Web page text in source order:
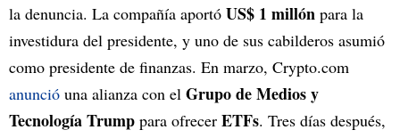
la denuncia. La compañía aportó US$ 1 millón para la
investidura del presidente, y uno de sus cabilderos asumió
como presidente de finanzas. En marzo, Crypto.com
anunció una alianza con el Grupo de Medios y
Tecnología Trump para ofrecer ETFs. Tres días después,